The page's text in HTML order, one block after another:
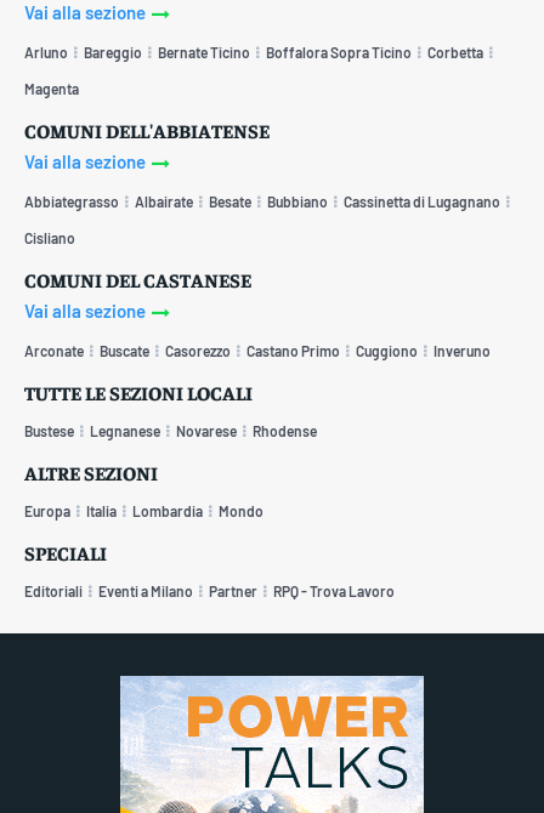
Vai alla sezione
Arluno Bareggio Bernate Ticino Boffalora Sopra Ticino Corbetta
Magenta
COMUNI DELL'ABBIATENSE
Vai alla sezione
Abbiategrasso Albairate Besate Bubbiano Cassinetta di Lugagnano
Cisliano
COMUNI DEL CASTANESE
Vai alla sezione
Arconate Buscate Casorezzo Castano Primo Cuggiono Inveruno
TUTTE LE SEZIONI LOCALI
Bustese Legnanese Novarese Rhodense
ALTRE SEZIONI
Europa Italia Lombardia Mondo
SPECIALI
Editoriali Eventi a Milano Partner RPQ - Trova Lavoro